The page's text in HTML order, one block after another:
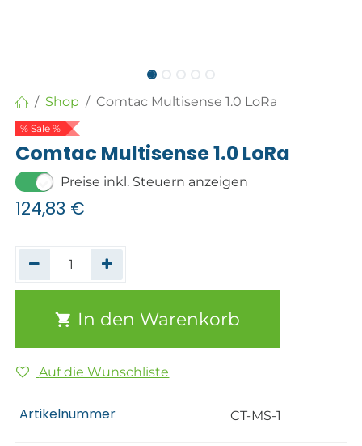
Shop Comtac Multisense 1.0 LoRa
% Sale %
Comtac Multisense 1.0 LoRa
Preise inkl. Steuern anzeigen
124,83 €
In den Warenkorb
Auf die Wunschliste
Artikelnummer CT-MS-1